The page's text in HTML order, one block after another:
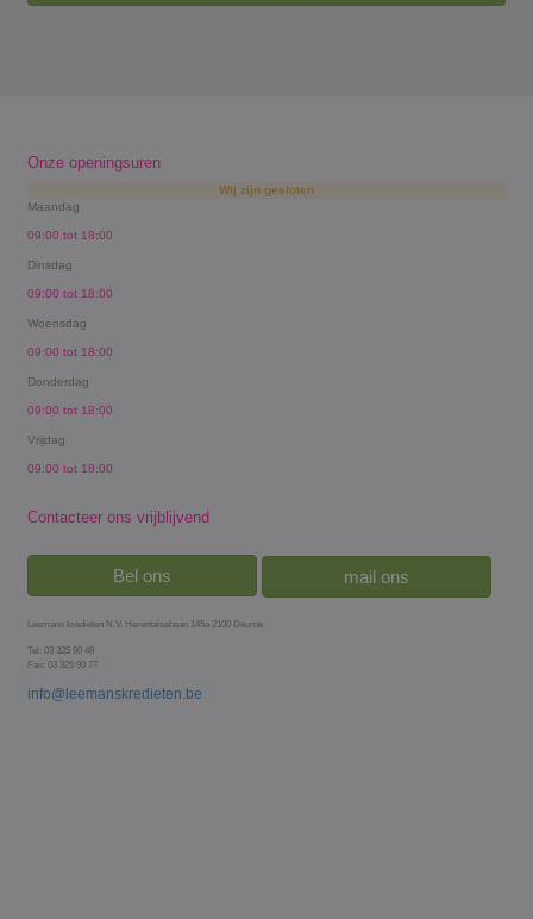
Onze openingsuren
Wij zijn gesloten
Maandag
09:00 tot 18:00
Dinsdag
09:00 tot 18:00
Woensdag
09:00 tot 18:00
Donderdag
09:00 tot 18:00
Vrijdag
09:00 tot 18:00
Contacteer ons vrijblijvend
Bel ons mail ons
Leemans kredieten N.V. Herentalsebaan 145a 2100 Deurne
Tel: 03 325 90 48
Fax: 03 325 90 77
info@leemanskredieten.be